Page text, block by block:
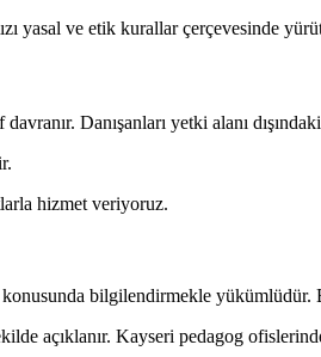
yasal ve etik kurallar çerçevesinde
Danışanları yetki alanı
hizmet veriyoruz.
konusunda bilgilendirmekle
açıklanır. Kayseri pedagog